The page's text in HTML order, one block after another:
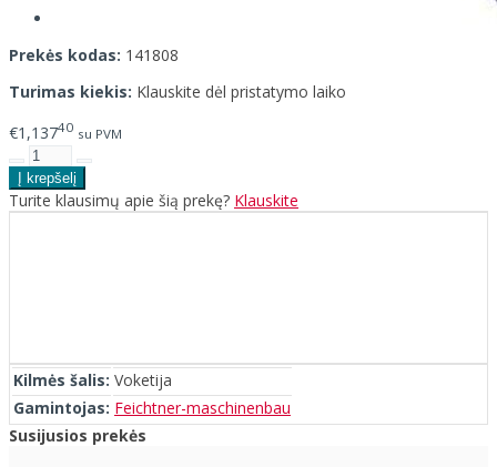
Prekės kodas: 141808
Turimas kiekis: Klauskite dėl pristatymo laiko
€1,13740 su PVM
Turite klausimų apie šią prekę? Klauskite
Kilmės šalis: Voketija
Gamintojas: Feichtner-maschinenbau
Susijusios prekės